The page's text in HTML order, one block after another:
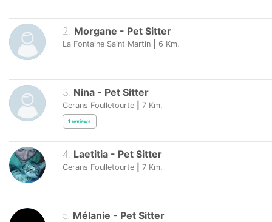
2. Morgane - Pet Sitter
La Fontaine Saint Martin 6 Km.
3. Nina - Pet Sitter
Cerans Foulletourte 7 Km.
1 reviews
4 Laetitia - Pet Sitter
Cerans Foulletourte 7 Km.
5 Mélanie - Pet Sitter